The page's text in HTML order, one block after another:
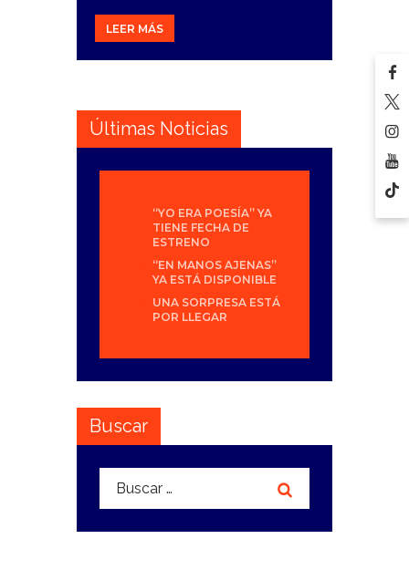
LEER MÁS
Últimas Noticias
“YO ERA POESÍA” YA
TIENE FECHA DE
ESTRENO
“EN MANOS AJENAS”
YA ESTÁ DISPONIBLE
UNA SORPRESA ESTÁ
POR LLEGAR
Buscar
Buscar: